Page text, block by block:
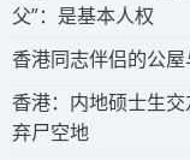
父”：是基本人权
香港同志伴侣的公
香港：内地硕士生
弃尸空地